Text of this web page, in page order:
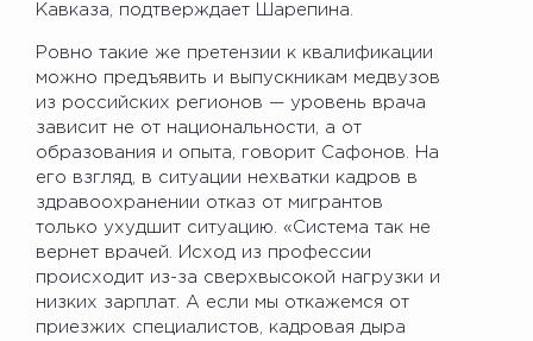
Кавказа, подтверждает Шарепина.
Ровно такие же претензии к квалификации
можно предъявить и выпускникам медвузов
из российских регионов — уровень врача
зависит не от национальности, а от
образования и опыта, говорит Сафонов. На
его взгляд, в ситуации нехватки кадров в
здравоохранении отказ от мигрантов
только ухудшит ситуацию. «Система так не
вернет врачей. Исход из профессии
происходит из-за сверхвысокой нагрузки и
низких зарплат. А если мы откажемся от
приезжих специалистов, кадровая дыра